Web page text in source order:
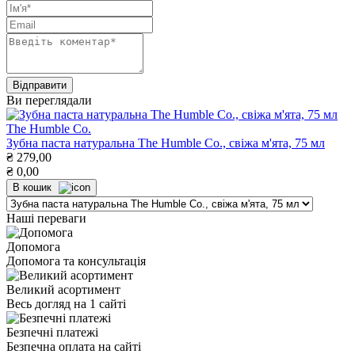
Ви переглядали
The Humble Co.
Зубна паста натуральна The Humble Co., свіжа м'ята, 75 мл
₴ 279,00
₴ 0,00
В кошик
Наші переваги
Допомога
Допомога та консультація
Великий асортимент
Весь догляд на 1 сайті
Безпечні платежі
Безпечна оплата на сайті